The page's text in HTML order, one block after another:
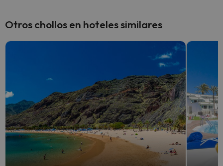
Otros chollos en hoteles similares